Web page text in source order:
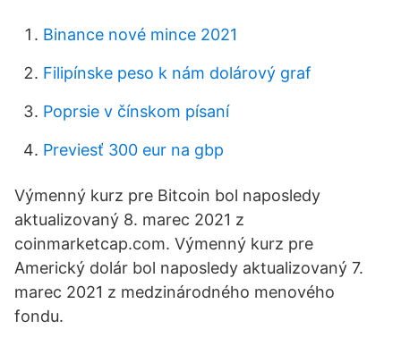
Binance nové mince 2021
Filipínske peso k nám dolárový graf
Poprsie v čínskom písaní
Previesť 300 eur na gbp
Výmenný kurz pre Bitcoin bol naposledy
aktualizovaný 8. marec 2021 z
coinmarketcap.com. Výmenný kurz pre
Americký dolár bol naposledy aktualizovaný 7.
marec 2021 z medzinárodného menového
fondu.